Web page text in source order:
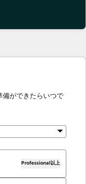
ができたらいつで
Professional以上